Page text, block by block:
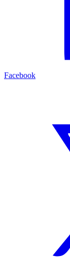
Facebook